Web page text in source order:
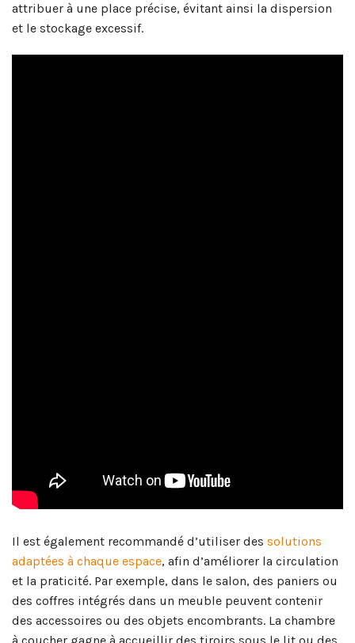
attribuer à une place précise, évitant ainsi la dispersion
et le stockage excessif.
Il est également recommandé d’utiliser des solutions
adaptées à chaque espace, afin d’améliorer la circulation
et la praticité. Par exemple, dans le salon, des paniers ou
des coffres intégrés dans un meuble peuvent contenir
des accessoires ou des objets encombrants. La chambre
à coucher gagne à accueillir des tiroirs sous le lit ou des